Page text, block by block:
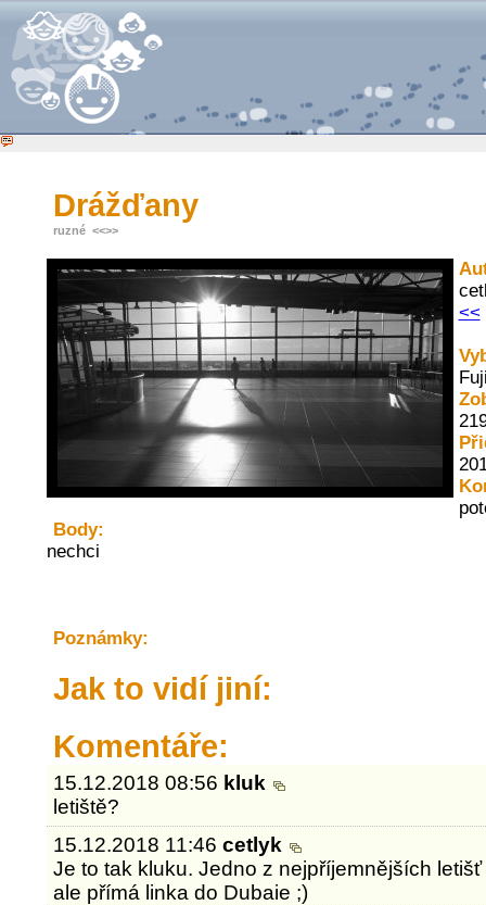
Drážďany
ruzné <<>>
<<
Body:
nechci
Poznámky:
Jak to vidí jiní:
Komentáře:
15.12.2018 08:56 kluk
letiště?
15.12.2018 11:46cetlyk
Je to tak kluku. Jedno z nejpříjemnějších
ale přímá linka do Dubaie ;)